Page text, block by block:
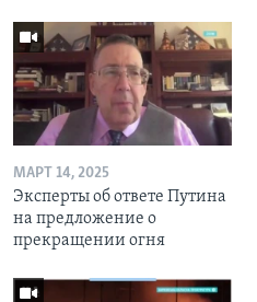
МАРТ 14, 2025
Эксперты об ответе Путина
на предложение о
прекращении огня